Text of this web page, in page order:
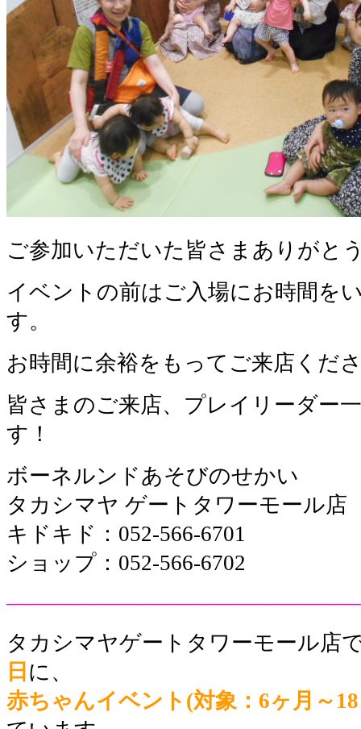
ご参加いただいた皆さまありがと
イベントの前はご入場にお時間を
す。
お時間に余裕をもってご来店くだ
皆さまのご来店、プレイリーダー
す！
ボーネルンドあそびのせかい
タカシマヤ ゲートタワーモール店
キドキド：052-566-6701
ショップ：052-566-6702
タカシマヤゲートタワーモール店
日 に、
赤ちゃんイベント(対象：6ヶ月～